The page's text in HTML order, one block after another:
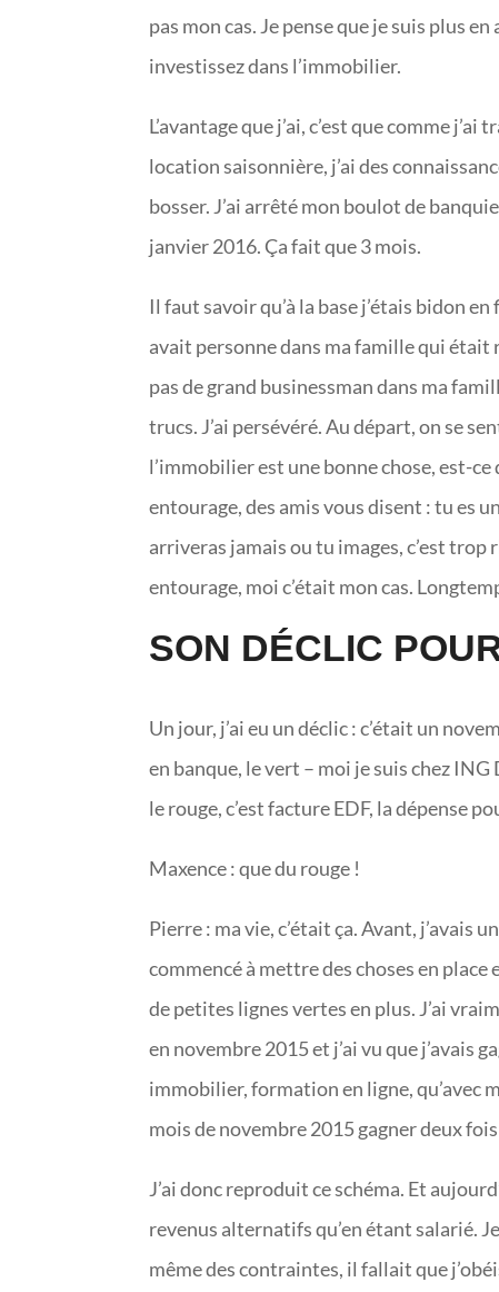
pas mon cas. Je pense que je suis plus
investissez dans l’immobilier.
L’avantage que j’ai, c’est que comme
location saisonnière, j’ai des
bosser. J’ai arrêté mon boulot de
janvier 2016. Ça fait que 3 mois.
Il faut savoir qu’à la base j’étais bidon
avait personne dans ma famille qui était
pas de grand businessman dans ma
trucs. J’ai persévéré. Au départ, on se
l’immobilier est une bonne chose, est-
entourage, des amis vous disent : tu es
arriveras jamais ou tu images, c’est trop
entourage, moi c’était mon cas.
SON DÉCLIC
Un jour, j’ai eu un déclic : c’était un
en banque, le vert – moi je suis chez
le rouge, c’est facture EDF, la dépense
Maxence : que du rouge !
Pierre : ma vie, c’était ça. Avant, j’avais
commencé à mettre des choses en
de petites lignes vertes en plus. J’ai
en novembre 2015 et j’ai vu que j’avais
immobilier, formation en ligne, qu’avec
mois de novembre 2015 gagner deux
J’ai donc reproduit ce schéma. Et
revenus alternatifs qu’en étant salarié.
même des contraintes, il fallait que